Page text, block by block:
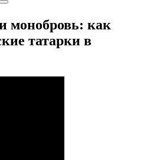
монобровь: как
татарки в